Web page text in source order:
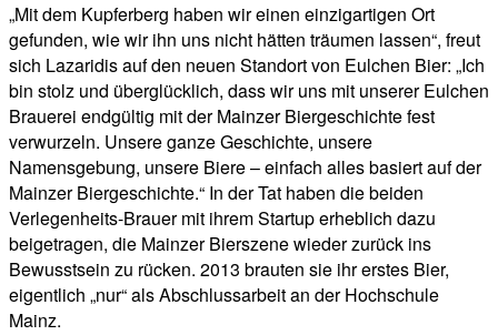
„Mit dem Kupferberg haben wir einen einzigartigen Ort
gefunden, wie wir ihn uns nicht hätten träumen lassen“, freut
sich Lazaridis auf den neuen Standort von Eulchen Bier: „Ich
bin stolz und überglücklich, dass wir uns mit unserer Eulchen
Brauerei endgültig mit der Mainzer Biergeschichte fest
verwurzeln. Unsere ganze Geschichte, unsere
Namensgebung, unsere Biere – einfach alles basiert auf der
Mainzer Biergeschichte.“ In der Tat haben die beiden
Verlegenheits-Brauer mit ihrem Startup erheblich dazu
beigetragen, die Mainzer Bierszene wieder zurück ins
Bewusstsein zu rücken. 2013 brauten sie ihr erstes Bier,
eigentlich „nur“ als Abschlussarbeit an der Hochschule
Mainz.